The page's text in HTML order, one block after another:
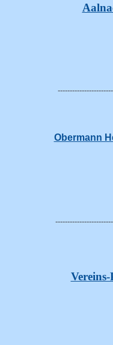
Obermann